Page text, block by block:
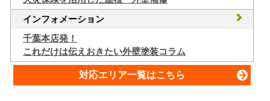
インフォメーション
千葉本店発！
これだけは伝えおきたい外壁塗装コラム
対応エリア一覧はこちら